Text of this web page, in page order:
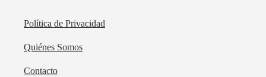
Política de Privacidad
Quiénes Somos
Contacto